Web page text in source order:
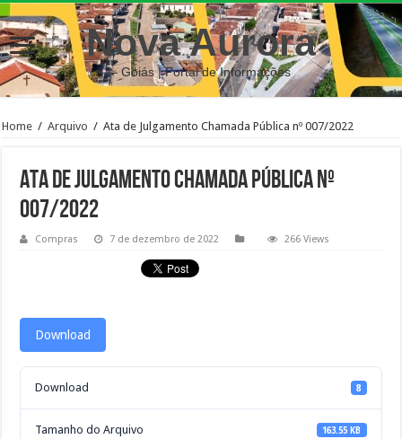
Nova Aurora
– Goiás | Portal de Informações
Home / Arquivo / Ata de Julgamento Chamada Pública nº 007/2022
Ata de Julgamento Chamada Pública nº
007/2022
Compras 7 de dezembro de 2022 266 Views
Download
Download 8
Tamanho do Arquivo 163.55 KB